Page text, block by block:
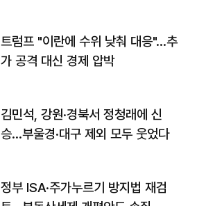
트럼프 "이란에 수위 낮춰 대응"…추
가 공격 대신 경제 압박
김민석, 강원·경북서 정청래에 신
승…부울경·대구 제외 모두 웃었다
정부 ISA·주가누르기 방지법 재검